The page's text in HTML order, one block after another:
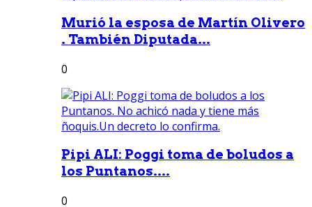
Murió la esposa de Martín Olivero
. También Diputada...
0
Pipi ALI: Poggi toma de boludos a
los Puntanos....
0